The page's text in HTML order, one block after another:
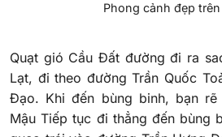
Phong cảnh đẹp
Quạt gió Cầu Đất đường đi ra
Lạt, đi theo đường Trần Quốc
Đạo. Khi đến bùng binh, bạn
Mậu Tiếp tục đi thẳng đến bùng